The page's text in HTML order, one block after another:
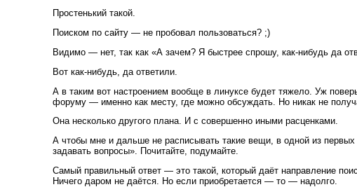
Простенький такой.
Поиском по сайту — не пробовал пользоваться? ;)
Видимо — нет, так как «А зачем? Я быстрее спрошу, как-нибудь да
Вот как-нибудь, да ответили.
А в таким вот настроением вообще в линуксе будет тяжело. Уж
форуму — именно как месту, где можно обсуждать. Но никак не
Она несколько другого плана. И с совершенно иными расценками.
А чтобы мне и дальше не расписывать такие вещи, в одной из
задавать вопросы». Почитайте, подумайте.
Самый правильный ответ — это такой, который даёт направление
Ничего даром не даётся. Но если приобретается — то — надолго.